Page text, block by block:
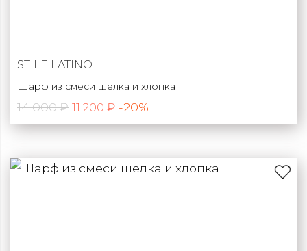
STILE LATINO
Шарф из смеси шелка и хлопка
14 000 ₽ 11 200 ₽ -20%